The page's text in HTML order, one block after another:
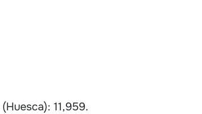
(Huesca): 11,959.